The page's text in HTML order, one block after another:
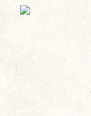
3
）